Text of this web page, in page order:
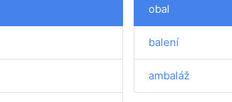
obal
balení
ambaláž